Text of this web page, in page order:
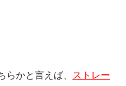
らかと言えば、
ストレー